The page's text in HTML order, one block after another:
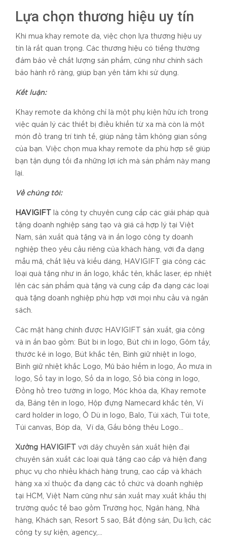
Lựa chọn thương hiệu uy tín
Khi mua khay remote da, việc chọn lựa thương hiệu uy
tín là rất quan trọng. Các thương hiệu có tiếng thường
đảm bảo về chất lượng sản phẩm, cũng như chính sách
bảo hành rõ ràng, giúp bạn yên tâm khi sử dụng.
Kết luận:
Khay remote da không chỉ là một phụ kiện hữu ích trong
việc quản lý các thiết bị điều khiển từ xa mà còn là một
món đồ trang trí tinh tế, giúp nâng tầm không gian sống
của bạn. Việc chọn mua khay remote da phù hợp sẽ giúp
bạn tận dụng tối đa những lợi ích mà sản phẩm này mang
lại.
Về chúng tôi:
HAVIGIFT
là công ty chuyên cung cấp các giải pháp quà
tặng doanh nghiệp sáng tạo và giá cả hợp lý tại Việt
Nam, sản xuất quà tặng và in ấn logo công ty doanh
nghiệp theo yêu cầu riêng của khách hàng, với đa dạng
mẫu mã, chất liệu và kiểu dáng, HAVIGIFT gia công các
loại quà tặng như in ấn logo, khắc tên, khắc laser, ép nhiệt
lên các sản phẩm quà tặng và cung cấp đa dạng các loại
quà tặng doanh nghiệp phù hợp với mọi nhu cầu và ngân
sách.
Các mặt hàng chính được HAVIGIFT sản xuất, gia công
và in ấn bao gồm: Bút bi in logo, Bút chì in logo, Gôm tẩy,
thước kẻ in logo, Bút khắc tên, Bình giữ nhiệt in logo,
Bình giữ nhiệt khắc Logo, Mũ bảo hiểm in logo, Áo mưa in
logo, Sổ tay in logo, Sổ da in logo, Sổ bìa còng in logo,
Đồng hồ treo tường in logo, Móc khóa da, Khay remote
da, Bảng tên in logo, Hộp đựng Namecard khắc tên, Ví
card holder in logo, Ô Dù in logo, Balo, Túi xách, Túi tote,
Túi canvas, Bóp da, Ví da, Gấu bông thêu Logo…
Xưởng HAVIGIFT với dây chuyền sản xuất hiện đại
chuyên sản xuất các loại quà tặng cao cấp và hiện đang
phục vụ cho nhiều khách hàng trung, cao cấp và khách
hàng xa xỉ thuộc đa dạng các tổ chức và doanh nghiệp
tại HCM, Việt Nam cũng như sản xuất may xuất khẩu thị
trường quốc tế bao gồm Trường học, Ngân hàng, Nhà
hàng, Khách sạn, Resort 5 sao, Bất động sản, Du lịch, các
công ty sự kiện, agency,…